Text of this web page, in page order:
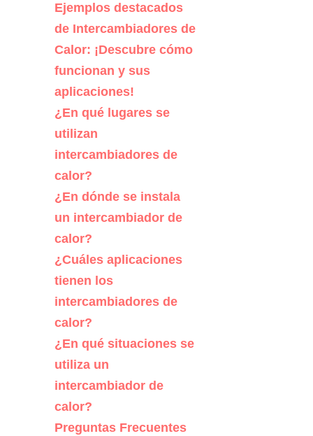
Ejemplos destacados
de Intercambiadores de
Calor: ¡Descubre cómo
funcionan y sus
aplicaciones!
¿En qué lugares se
utilizan
intercambiadores de
calor?
¿En dónde se instala
un intercambiador de
calor?
¿Cuáles aplicaciones
tienen los
intercambiadores de
calor?
¿En qué situaciones se
utiliza un
intercambiador de
calor?
Preguntas Frecuentes